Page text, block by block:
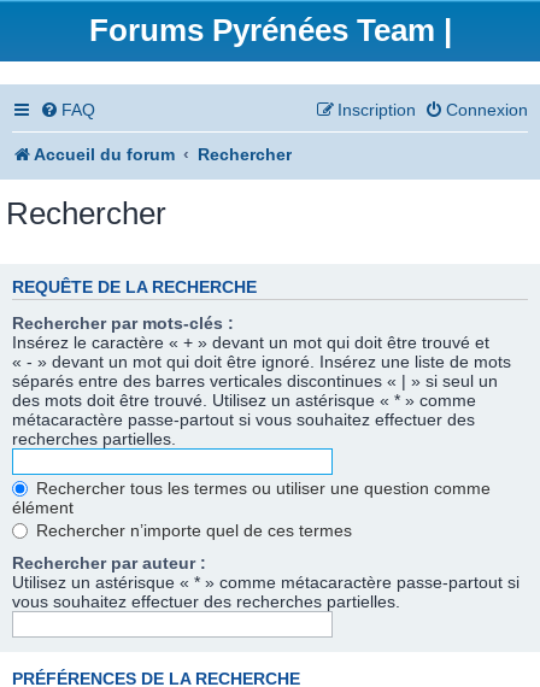
Forums Pyrénées Team |
FAQ Connexion
Inscription
Accueil du forum Rechercher
Rechercher
REQUÊTE DE LA RECHERCHE
Rechercher par mots-clés :
Insérez le caractère « + » devant un mot qui doit être trouvé et
« - » devant un mot qui doit être ignoré. Insérez une liste de mots
séparés entre des barres verticales discontinues « | » si seul un
des mots doit être trouvé. Utilisez un astérisque « * » comme
métacaractère passe-partout si vous souhaitez effectuer des
recherches partielles.
Rechercher tous les termes ou utiliser une question comme
élément
Rechercher n’importe quel de ces termes
Rechercher par auteur :
Utilisez un astérisque « * » comme métacaractère passe-partout si
vous souhaitez effectuer des recherches partielles.
PRÉFÉRENCES DE LA RECHERCHE